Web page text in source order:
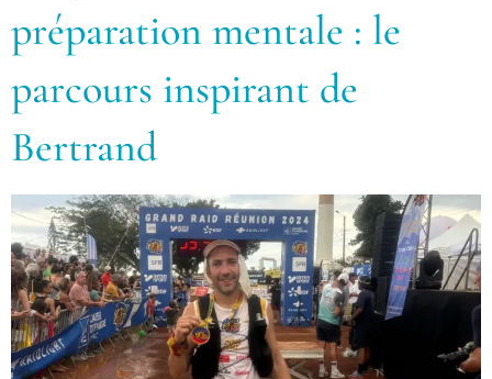
préparation mentale : le
parcours inspirant de
Bertrand